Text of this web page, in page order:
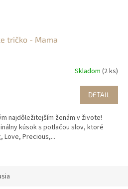
tričko - Mama
Skladom (2 ks)
DETAIL
najdôležitejším ženám v živote!
kúsok s potlačou slov, ktoré
Love, Precious,...